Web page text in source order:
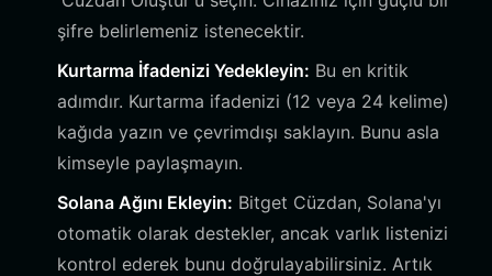
şifre belirlemeniz istenecektir.
Kurtarma İfadenizi Yedekleyin: Bu en kritik
adımdır. Kurtarma ifadenizi (12 veya 24 kelime)
kağıda yazın ve çevrimdışı saklayın. Bunu asla
kimseyle paylaşmayın.
Solana Ağını Ekleyin: Bitget Cüzdan, Solana'yı
otomatik olarak destekler, ancak varlık listenizi
kontrol ederek bunu doğrulayabilirsiniz. Artık